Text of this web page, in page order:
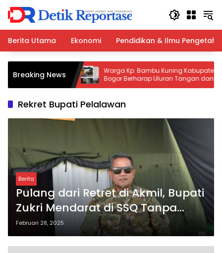
Langsung
konten
Berita Utama
Ekonomi Pendidikan & Ilmu
Breaking News
di Desa
Demi
Warga Kp. Bambu Kuning Kabupaten
Bogor Berharap Uluran Tangan dan
Kebijakan Pemkab Bogor serta Pemprov
Rekret Bupati Pelalawan
Berita
Pulang dari Retret di Akmil, Bupati
Zukri Mendarat di SSQ Tanpa
Seremoni, Langsung Eksekusi
Program Prioritas
Februari 28, 2025